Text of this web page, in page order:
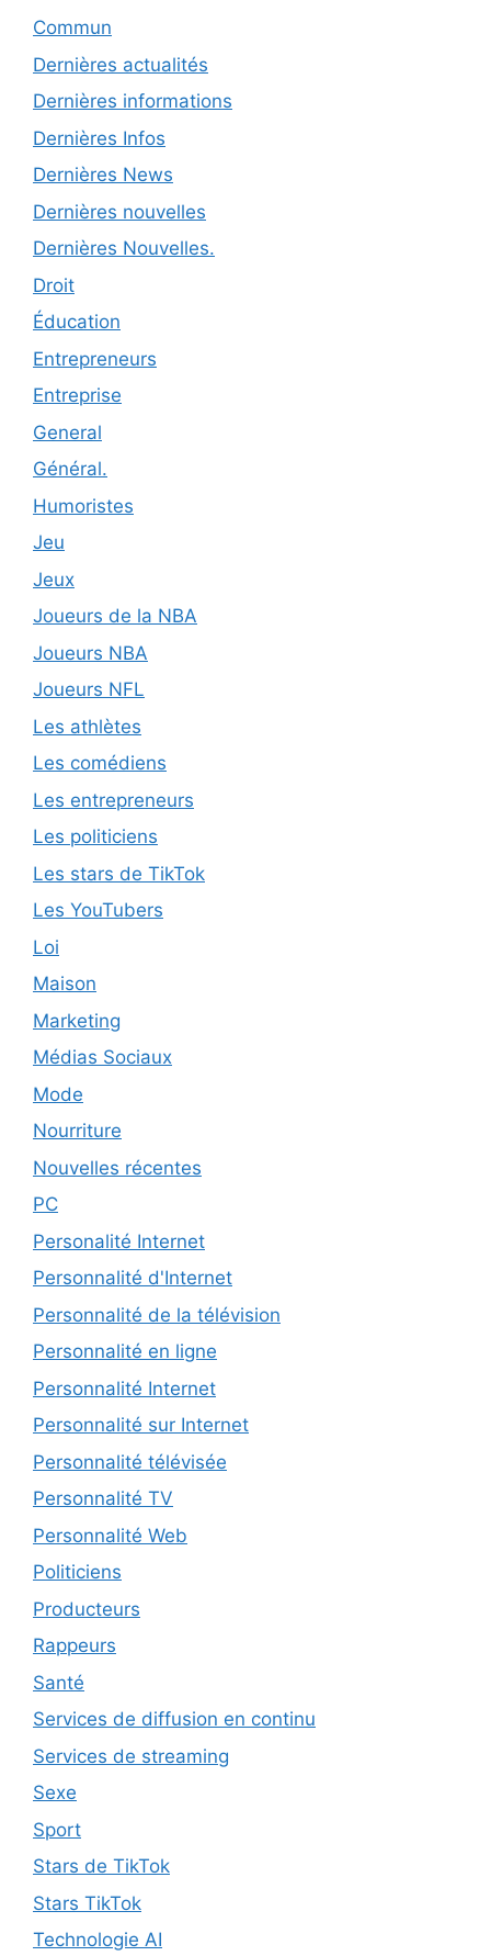
Commun
Dernières actualités
Dernières informations
Dernières Infos
Dernières News
Dernières nouvelles
Dernières Nouvelles.
Droit
Éducation
Entrepreneurs
Entreprise
General
Général.
Humoristes
Jeu
Jeux
Joueurs de la NBA
Joueurs NBA
Joueurs NFL
Les athlètes
Les comédiens
Les entrepreneurs
Les politiciens
Les stars de TikTok
Les YouTubers
Loi
Maison
Marketing
Médias Sociaux
Mode
Nourriture
Nouvelles récentes
PC
Personalité Internet
Personnalité d'Internet
Personnalité de la télévision
Personnalité en ligne
Personnalité Internet
Personnalité sur Internet
Personnalité télévisée
Personnalité TV
Personnalité Web
Politiciens
Producteurs
Rappeurs
Santé
Services de diffusion en continu
Services de streaming
Sexe
Sport
Stars de TikTok
Stars TikTok
Technologie AI